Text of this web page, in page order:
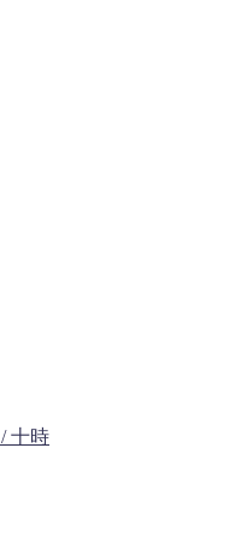
十時